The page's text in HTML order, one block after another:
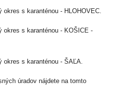
okres s karanténou - HLOHOVEC.
okres s karanténou - KOŠICE -
okres s karanténou - ŠAĽA.
úradov nájdete na tomto